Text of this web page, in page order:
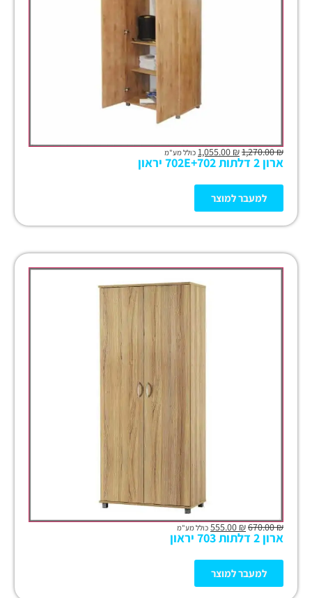
₪
1,270.00
₪ כולל מע"מ
ארון 2 דלתות 702E+702 יראון
למעבר למוצר
₪
670.00
₪ כולל מע"מ
ארון 2 דלתות 703 יראון
למעבר למוצר